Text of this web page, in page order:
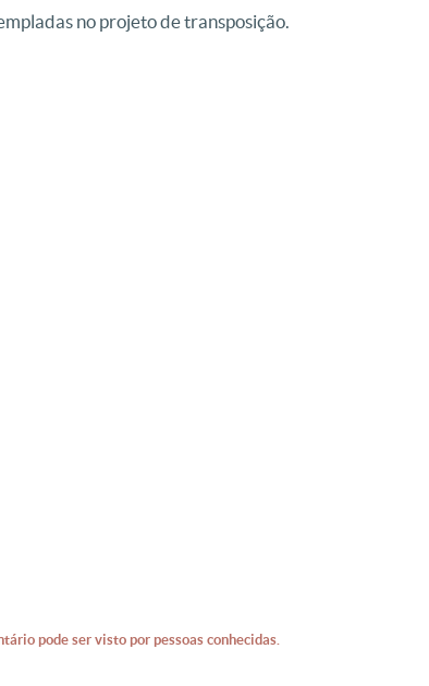
no projeto de transposição.
pode ser visto por pessoas conhecidas.